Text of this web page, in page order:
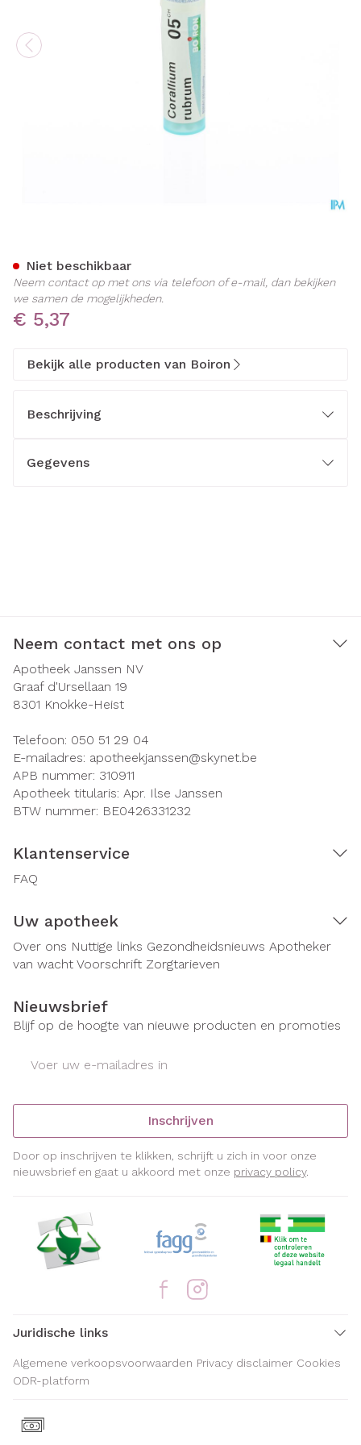
€ 5,37
Niet beschikbaar
Neem contact op met ons via telefoon of e-mail, dan bekijken
we samen de mogelijkheden.
Bekijk alle producten van Boiron
Beschrijving
Gegevens
Neem contact met ons op
Apotheek Janssen NV
Graaf d'Ursellaan 19
8301 Knokke-Heist
Telefoon: 050 51 29 04
E-mailadres: apotheekjanssen@skynet.be
APB nummer: 310911
Apotheek titularis: Apr. Ilse Janssen
BTW nummer: BE0426331232
Klantenservice
FAQ
Uw apotheek
Over ons Nuttige links Gezondheidsnieuws Apotheker
van wacht Voorschrift Zorgtarieven
Nieuwsbrief
Blijf op de hoogte van nieuwe producten en promoties
Inschrijven
Door op inschrijven te klikken, schrijft u zich in voor onze
nieuwsbrief en gaat u akkoord met onze privacy policy.
Juridische links
Algemene verkoopsvoorwaarden Privacy disclaimer Cookies
ODR-platform